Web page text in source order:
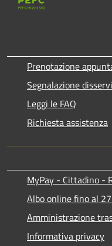
Prenotazione
Segnalazione
Leggi le FAQ
Richiesta assistenza
MyPay - Cittadino -
Albo online fino al
Amministrazione
Informativa privacy